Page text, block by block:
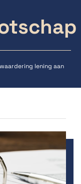
lening aan